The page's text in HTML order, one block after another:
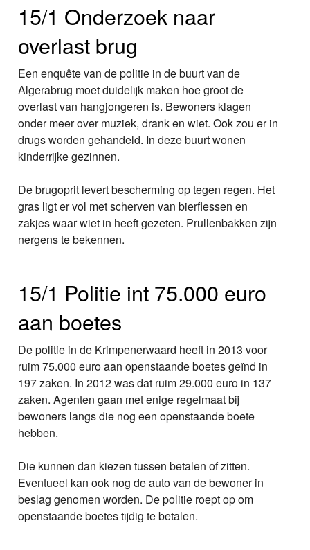
15/1 Onderzoek naar
overlast brug
Een enquête van de politie in de buurt van de
Algerabrug moet duidelijk maken hoe groot de
overlast van hangjongeren is. Bewoners klagen
onder meer over muziek, drank en wiet. Ook zou er in
drugs worden gehandeld. In deze buurt wonen
kinderrijke gezinnen.
De brugoprit levert bescherming op tegen regen. Het
gras ligt er vol met scherven van bierflessen en
zakjes waar wiet in heeft gezeten. Prullenbakken zijn
nergens te bekennen.
15/1 Politie int 75.000 euro
aan boetes
De politie in de Krimpenerwaard heeft in 2013 voor
ruim 75.000 euro aan openstaande boetes geïnd in
197 zaken. In 2012 was dat ruim 29.000 euro in 137
zaken. Agenten gaan met enige regelmaat bij
bewoners langs die nog een openstaande boete
hebben.
Die kunnen dan kiezen tussen betalen of zitten.
Eventueel kan ook nog de auto van de bewoner in
beslag genomen worden. De politie roept op om
openstaande boetes tijdig te betalen.